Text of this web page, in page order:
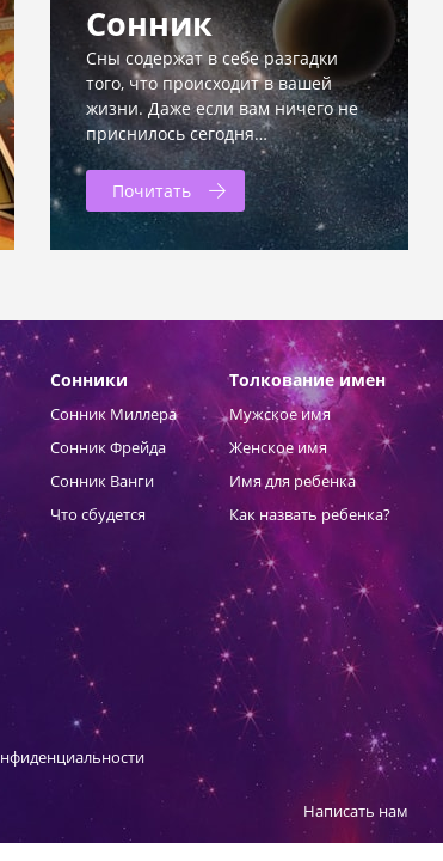
Сонник
Сны содержат в себе разгадки
того, что происходит в вашей
жизни. Даже если вам ничего не
приснилось сегодня…
Почитать
Сонники
Сонник Миллера
Сонник Фрейда
Сонник Ванги
Что сбудется
Толкование имен
Мужское имя
Женское имя
Имя для ребенка
Как назвать ребенка?
Написать нам